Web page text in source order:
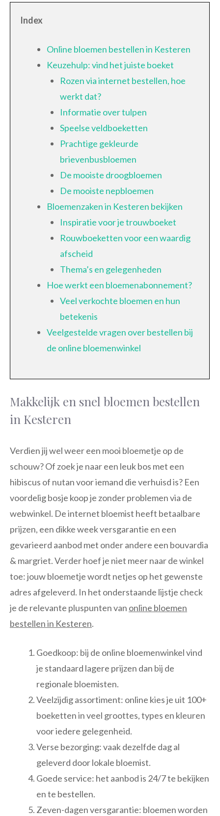
Index
Online bloemen bestellen in Kesteren
Keuzehulp: vind het juiste boeket
Rozen via internet bestellen, hoe
werkt dat?
Informatie over tulpen
Speelse veldboeketten
Prachtige gekleurde
brievenbusbloemen
De mooiste droogbloemen
De mooiste nepbloemen
Bloemenzaken in Kesteren bekijken
Inspiratie voor je trouwboeket
Rouwboeketten voor een waardig
afscheid
Thema’s en gelegenheden
Hoe werkt een bloemenabonnement?
Veel verkochte bloemen en hun
betekenis
Veelgestelde vragen over bestellen bij
de online bloemenwinkel
Makkelijk en snel bloemen bestellen
in Kesteren
Verdien jij wel weer een mooi bloemetje op de
schouw? Of zoek je naar een leuk bos met een
hibiscus of nutan voor iemand die verhuisd is? Een
voordelig bosje koop je zonder problemen via de
webwinkel. De internet bloemist heeft betaalbare
prijzen, een dikke week versgarantie en een
gevarieerd aanbod met onder andere een bouvardia
& margriet. Verder hoef je niet meer naar de winkel
toe: jouw bloemetje wordt netjes op het gewenste
adres afgeleverd. In het onderstaande lijstje check
je de relevante pluspunten van online bloemen
bestellen in Kesteren.
Goedkoop: bij de online bloemenwinkel vind
je standaard lagere prijzen dan bij de
regionale bloemisten.
Veelzijdig assortiment: online kies je uit 100+
boeketten in veel groottes, types en kleuren
voor iedere gelegenheid.
Verse bezorging: vaak dezelfde dag al
geleverd door lokale bloemist.
Goede service: het aanbod is 24/7 te bekijken
en te bestellen.
Zeven-dagen versgarantie: bloemen worden